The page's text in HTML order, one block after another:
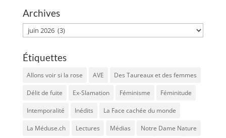
Archives
Archives
Étiquettes
Allons voir si la rose AVE Des Taureaux et des femmes
Délit de fuite Ex-Slamation Féminisme Féminitude
Intemporalité Inédits La Face cachée du monde
La Méduse.ch Lectures Médias Notre Dame Nature